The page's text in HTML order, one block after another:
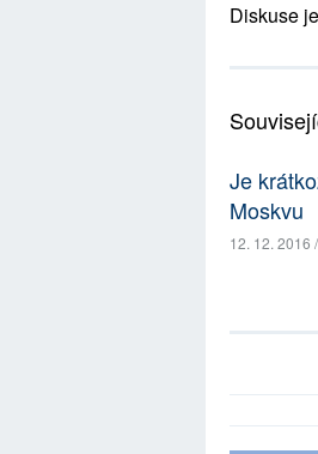
Diskuse
Je
Moskvu
12. 12. 2016 /